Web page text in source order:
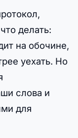
делать:
на обочине,
уехать. Но
слова и
для